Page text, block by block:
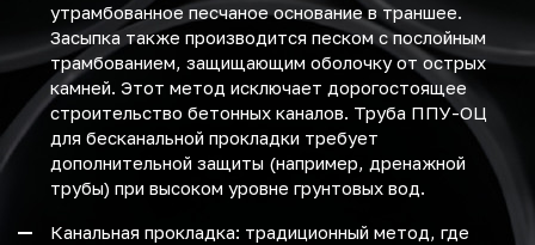
утрамбованное песчаное основание в траншее.
Засыпка также производится песком с послойным
трамбованием, защищающим оболочку от острых
камней. Этот метод исключает дорогостоящее
строительство бетонных каналов. Труба ППУ-ОЦ
для бесканальной прокладки требует
дополнительной защиты (например, дренажной
трубы) при высоком уровне грунтовых вод.
Канальная прокладка: традиционный метод, где